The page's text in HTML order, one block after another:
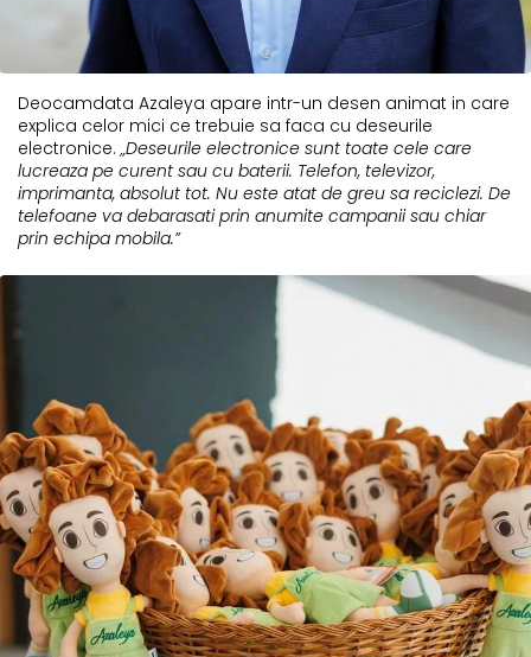
Deocamdata Azaleya apare intr-un desen animat in care
explica celor mici ce trebuie sa faca cu deseurile
electronice. „Deseurile electronice sunt toate cele care
lucreaza pe curent sau cu baterii. Telefon, televizor,
imprimanta, absolut tot. Nu este atat de greu sa reciclezi. De
telefoane va debarasati prin anumite campanii sau chiar
prin echipa mobila.”